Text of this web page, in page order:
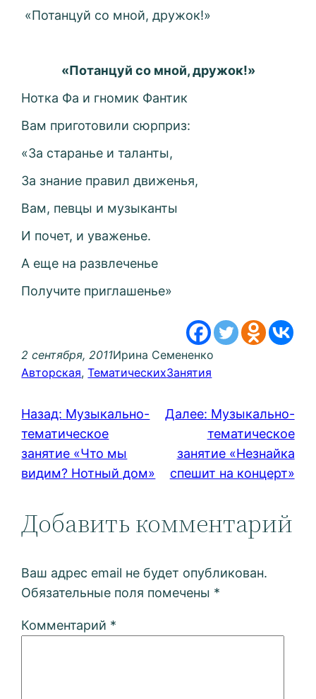
«Потанцуй со мной, дружок!»
«Потанцуй со мной, дружок!»
Нотка Фа и гномик Фантик
Вам приготовили сюрприз:
«За старанье и таланты,
За знание правил движенья,
Вам, певцы и музыканты
И почет, и уваженье.
А еще на развлеченье
Получите приглашенье»
2 сентября, 2011Ирина Семененко
Авторская, ТематическихЗанятия
Назад: Музыкально-
тематическое
занятие «Что мы
видим? Нотный дом»
Далее: Музыкально-
тематическое
занятие «Незнайка
спешит на концерт»
Добавить комментарий
Ваш адрес email не будет опубликован.
Обязательные поля помечены *
Комментарий *